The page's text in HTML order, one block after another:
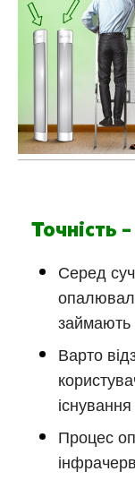
Точність
Серед
займають
Варто
Процес